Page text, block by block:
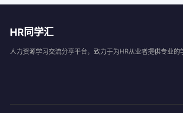
HR同学汇
人力资源学习交流分享平台，致力于为HR从业者提供专业的